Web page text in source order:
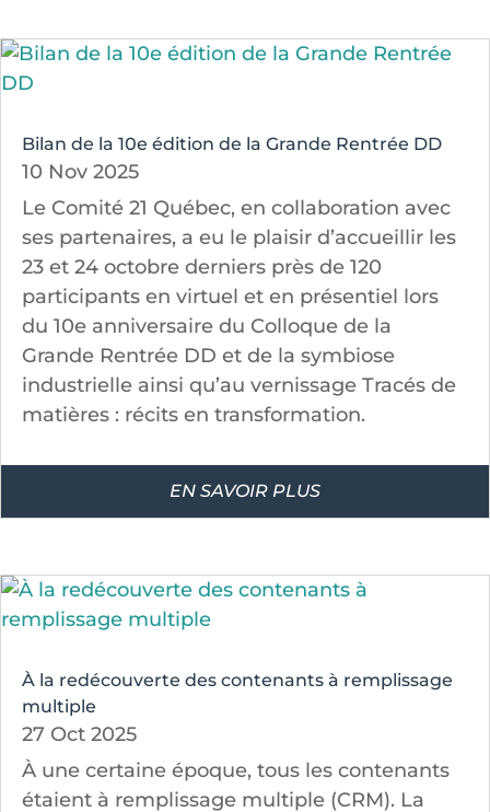
Bilan de la 10e édition de la Grande Rentrée DD
10 Nov 2025
Le Comité 21 Québec, en collaboration avec
ses partenaires, a eu le plaisir d’accueillir les
23 et 24 octobre derniers près de 120
participants en virtuel et en présentiel lors
du 10e anniversaire du Colloque de la
Grande Rentrée DD et de la symbiose
industrielle ainsi qu’au vernissage Tracés de
matières : récits en transformation.
EN SAVOIR PLUS
À la redécouverte des contenants à remplissage
multiple
27 Oct 2025
À une certaine époque, tous les contenants
étaient à remplissage multiple (CRM). La